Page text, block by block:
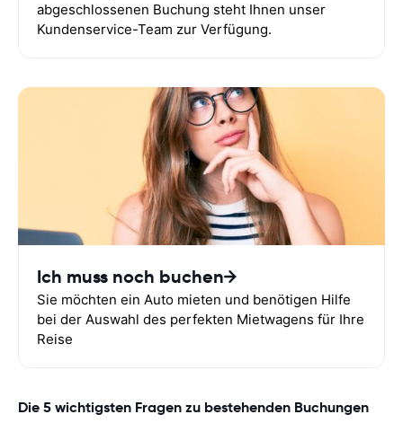
abgeschlossenen Buchung steht Ihnen unser
Kundenservice-Team zur Verfügung.
Ich muss noch buchen
Sie möchten ein Auto mieten und benötigen Hilfe
bei der Auswahl des perfekten Mietwagens für Ihre
Reise
Die 5 wichtigsten Fragen zu bestehenden Buchungen